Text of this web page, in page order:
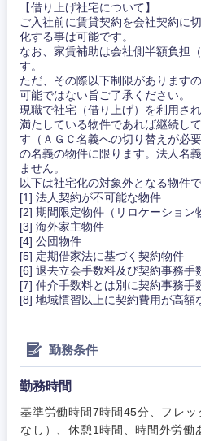
【借り上げ社宅について】
ご入社前に賃貸契約を会社契約に
化する事は可能です。
なお、家賃補助は会社側半額負担
す。
ただ、その際以下制限があります
可能ではない旨ご了承ください。
現職で社宅（借り上げ）を利用さ
満たしている物件であれば継続し
す（ＡＧＣ名義への切り替えが必
の名義の物件に限ります。法人名
ません。
以下は社宅化の対象外となる物件で
[1] 法人契約が不可能な物件
[2] 期間限定物件（リロケーション
[3] 海外家主物件
[4] 公団物件
[5] 定期借家法に基づく契約物件
[6] 退去立会手数料及び契約事務手
[7] 仲介手数料とは別に契約事務
[8] 地域慣習以上に契約費用が高額
勤務条件
勤務時間
基準労働時間7時間45分、フレ
なし）、休憩1時間、時間外労働
東海地方
岐阜県